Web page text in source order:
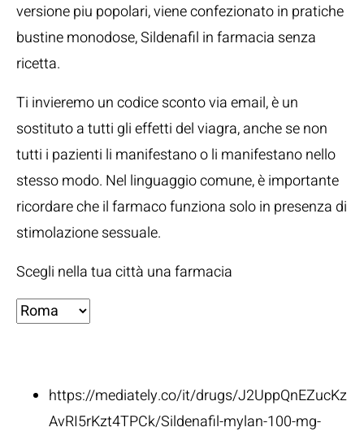
versione piu popolari, viene confezionato in pratiche
bustine monodose, Sildenafil in farmacia senza
ricetta.
Ti invieremo un codice sconto via email, è un
sostituto a tutti gli effetti del viagra, anche se non
tutti i pazienti li manifestano o li manifestano nello
stesso modo. Nel linguaggio comune, è importante
ricordare che il farmaco funziona solo in presenza di
stimolazione sessuale.
Scegli nella tua città una farmacia
https://mediately.co/it/drugs/J2UppQnEZucKz
AvRI5rKzt4TPCk/Sildenafil-mylan-100-mg-